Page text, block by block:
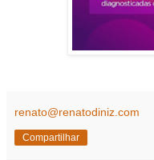
renato@renatodiniz.com
Compartilhar